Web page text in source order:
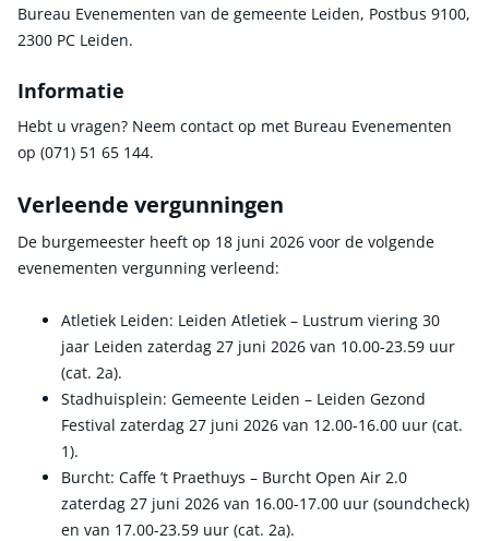
Bureau Evenementen van de gemeente Leiden, Postbus 9100,
2300 PC Leiden.
Informatie
Hebt u vragen? Neem contact op met Bureau Evenementen
op (071) 51 65 144.
Verleende vergunningen
De burgemeester heeft op 18 juni 2026 voor de volgende
evenementen vergunning verleend:
Atletiek Leiden: Leiden Atletiek – Lustrum viering 30
jaar Leiden zaterdag 27 juni 2026 van 10.00-23.59 uur
(cat. 2a).
Stadhuisplein: Gemeente Leiden – Leiden Gezond
Festival zaterdag 27 juni 2026 van 12.00-16.00 uur (cat.
1).
Burcht: Caffe ’t Praethuys – Burcht Open Air 2.0
zaterdag 27 juni 2026 van 16.00-17.00 uur (soundcheck)
en van 17.00-23.59 uur (cat. 2a).